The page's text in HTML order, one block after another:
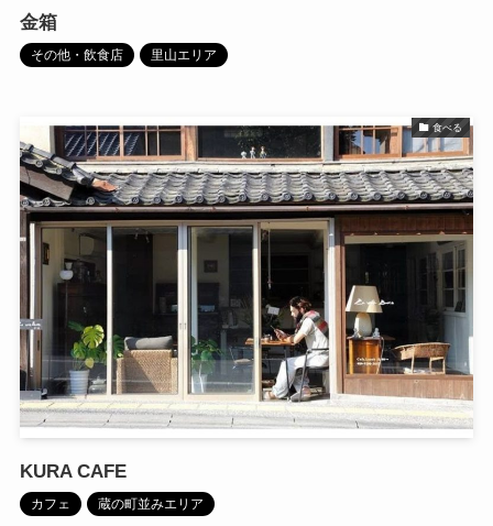
金箱
その他・飲食店 里山エリア
食べる
KURA CAFE
カフェ 蔵の町並みエリア